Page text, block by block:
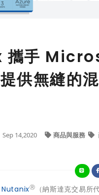
攜手
供無縫的
Sep 14,2020 商品與服務
NutanixⓇ （納斯達克交易所